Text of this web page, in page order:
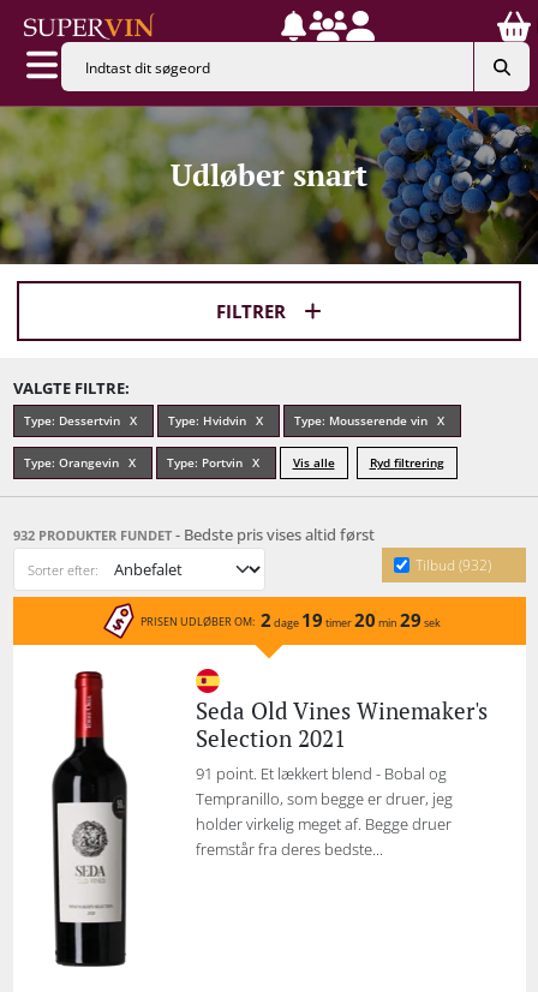
Udløber snart
FILTRER
VALGTE FILTRE:
Type: Dessertvin Type: Hvidvin Type: Mousserende vin
Type: Orangevin Type: Portvin Vis alle Ryd filtrering
932 PRODUKTER FUNDET - Bedste pris vises altid først
Tilbud (932)
Sorter efter:
PRISEN UDLØBER OM: 2 dage 19 timer20 min 29 sek
Seda Old Vines Winemaker's
Selection 2021
91 point. Et lækkert blend - Bobal og
Tempranillo, som begge er druer, jeg
holder virkelig meget af. Begge druer
fremstår fra deres bedste...